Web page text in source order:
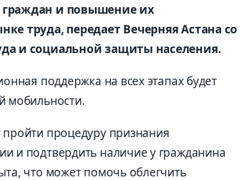
граждан и повышение их
труда, передает Вечерняя Астана со
и социальной защиты населения.
поддержка на всех этапах будет
мобильности.
процедуру признания
и подтвердить наличие у гражданина
что может помочь облегчить